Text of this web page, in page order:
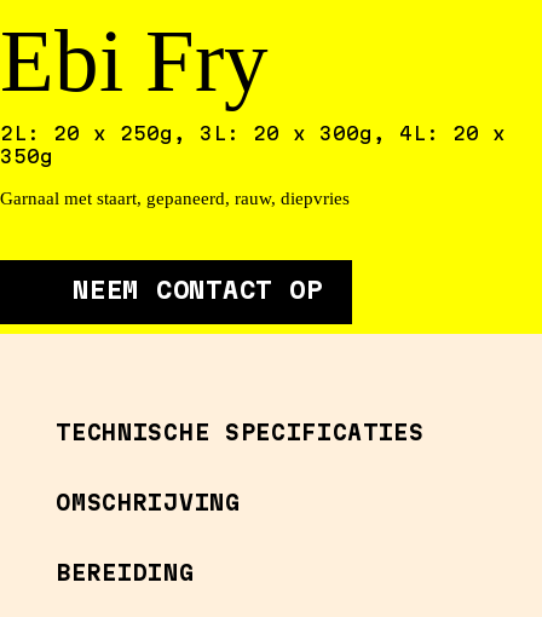
Ebi Fry
2L: 20 x 250g, 3L: 20 x 300g, 4L: 20 x
350g
Garnaal met staart, gepaneerd, rauw, diepvries
NEEM CONTACT OP
TECHNISCHE SPECIFICATIES
OMSCHRIJVING
BEREIDING